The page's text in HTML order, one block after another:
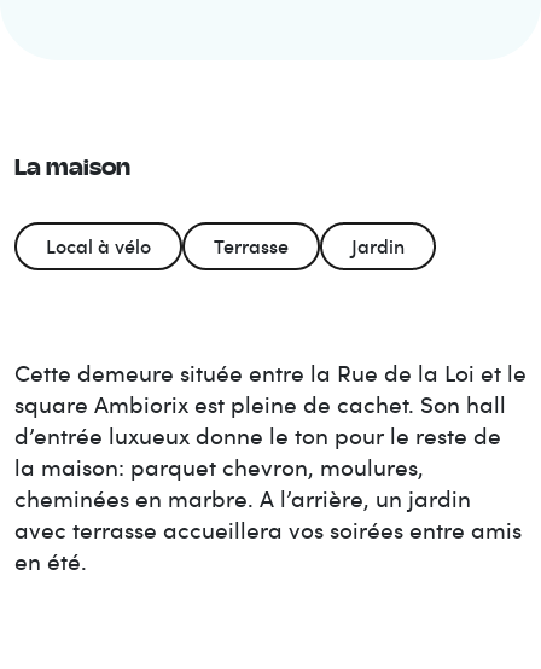
La maison
Local à vélo Terrasse Jardin
Cette demeure située entre la Rue de la Loi et le
square Ambiorix est pleine de cachet. Son hall
d’entrée luxueux donne le ton pour le reste de
la maison: parquet chevron, moulures,
cheminées en marbre. A l’arrière, un jardin
avec terrasse accueillera vos soirées entre amis
en été.